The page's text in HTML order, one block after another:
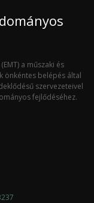
a műszaki és
önkéntes belépés által
szervezeteivel
fejlődéséhez.